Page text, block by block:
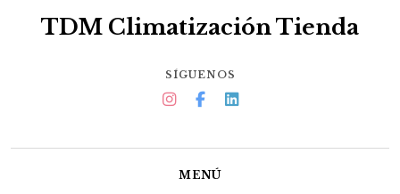
TDM Climatización Tienda
SÍGUENOS
MENÚ